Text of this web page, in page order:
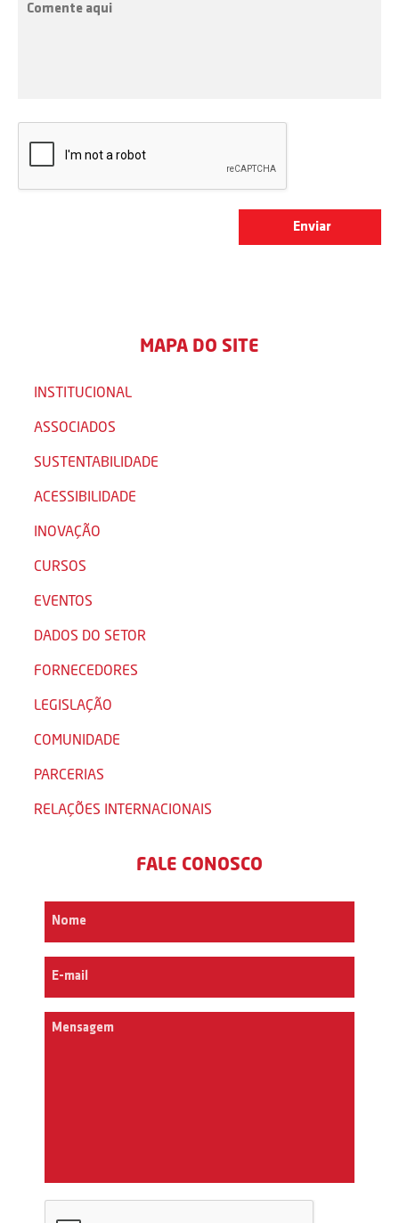
MAPA DO SITE
INSTITUCIONAL
ASSOCIADOS
SUSTENTABILIDADE
ACESSIBILIDADE
INOVAÇÃO
CURSOS
EVENTOS
DADOS DO SETOR
FORNECEDORES
LEGISLAÇÃO
COMUNIDADE
PARCERIAS
RELAÇÕES INTERNACIONAIS
FALE CONOSCO